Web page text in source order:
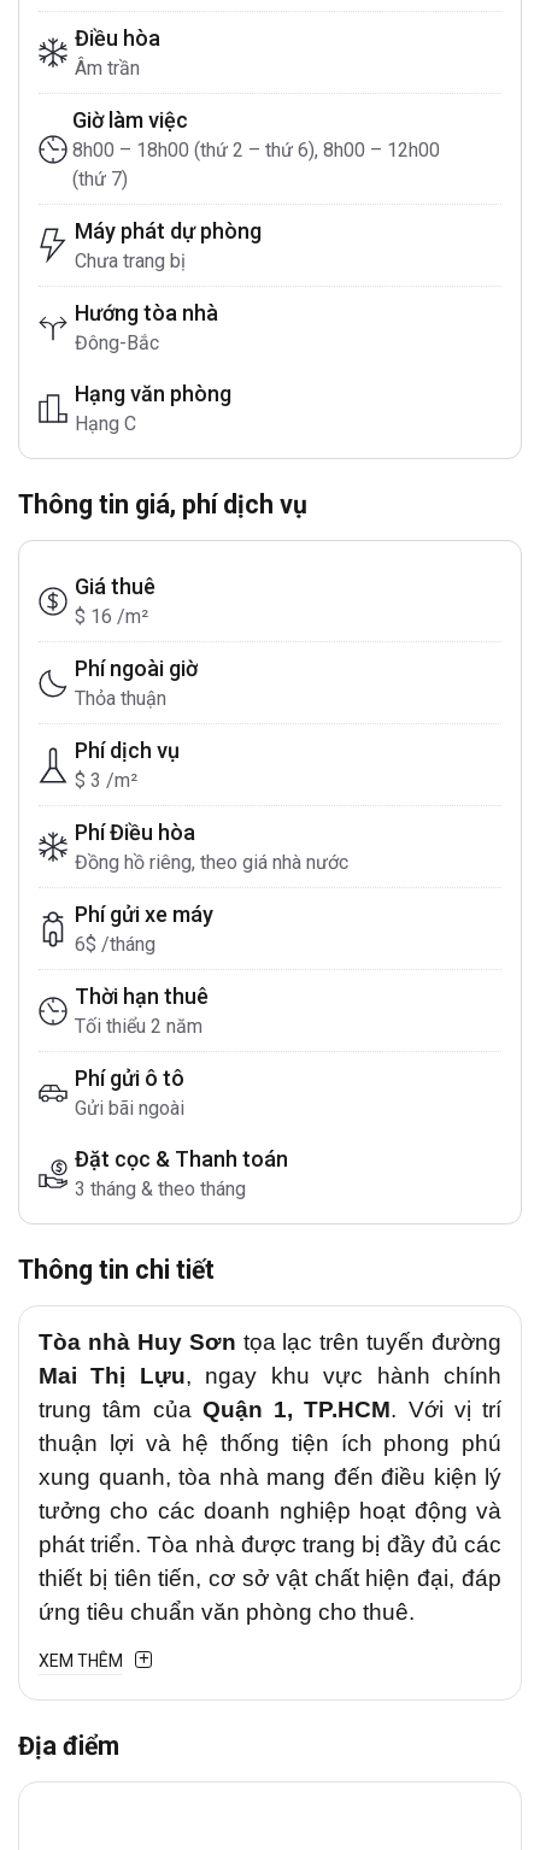
Điều hòa
Âm trần
Giờ làm việc
8h00 – 18h00 (thứ 2 – thứ 6), 8h00 – 12h00
(thứ 7)
Máy phát dự phòng
Chưa trang bị
Hướng tòa nhà
Đông-Bắc
Hạng văn phòng
Hạng C
Thông tin giá, phí dịch vụ
Giá thuê
$ 16 /m²
Phí ngoài giờ
Thỏa thuận
Phí dịch vụ
$ 3 /m²
Phí Điều hòa
Đồng hồ riêng, theo giá nhà nước
Phí gửi xe máy
6$ /tháng
Thời hạn thuê
Tối thiểu 2 năm
Phí gửi ô tô
Gửi bãi ngoài
Đặt cọc & Thanh toán
3 tháng & theo tháng
Thông tin chi tiết
Tòa nhà Huy Sơn tọa lạc trên tuyến đường
Mai Thị Lựu, ngay khu vực hành chính
trung tâm của Quận 1, TP.HCM. Với vị trí
thuận lợi và hệ thống tiện ích phong phú
xung quanh, tòa nhà mang đến điều kiện lý
tưởng cho các doanh nghiệp hoạt động và
phát triển. Tòa nhà được trang bị đầy đủ các
thiết bị tiên tiến, cơ sở vật chất hiện đại, đáp
ứng tiêu chuẩn văn phòng cho thuê.
1. VỊ TRÍ TÒA NHÀ HUY SƠN BUILDING
Thị Lựu,
tiện ích quan trọng như bệnh viện, trường
XEM THÊM
Địa điểm